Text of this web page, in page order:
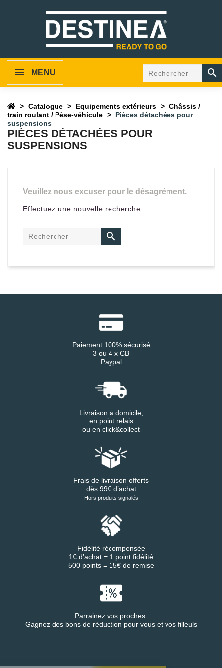
MENU 
Catalogue Equipements extérieurs
Châssis /
train roulant / Pèse-véhicule
Pièces détachées pour
suspensions
PIÈCES DÉTACHÉES POUR
SUSPENSIONS
Veuillez nous excuser pour le désagrément.
Effectuez une nouvelle recherche

Paiement 100% sécurisé
3 ou 4 x CB
Paypal
Livraison à domicile,
en point relais
ou en click&collect
Frais de livraison offerts
dès 99€ d’achat
Hors produits signalés
Fidélité récompensée
1€ d’achat = 1 point fidélité
500 points = 15€ de remise
Parrainez vos proches.
Gagnez des bons de réduction pour vous et vos filleuls